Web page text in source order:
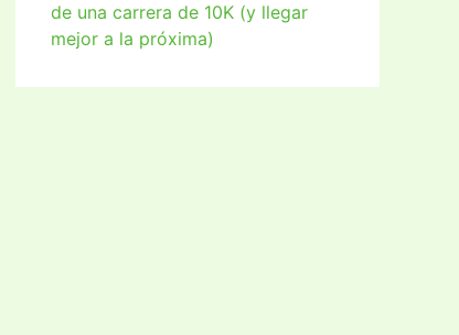
de una carrera de 10K (y llegar
mejor a la próxima)